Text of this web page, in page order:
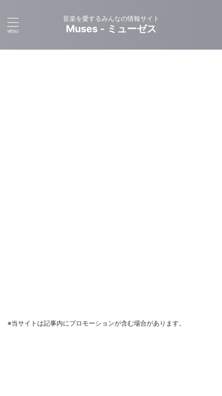
音楽を愛するみんなの情報サイト
Muses - ミューゼス
※当サイトは記事内にプロモーションが含む場合があります。